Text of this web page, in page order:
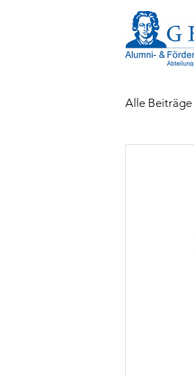
Alle Beiträge